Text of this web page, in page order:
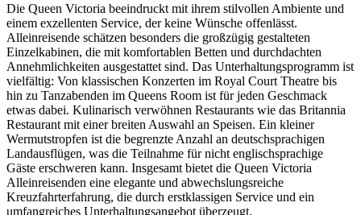
Die Queen Victoria beeindruckt mit ihrem stilvollen Ambiente und
einem exzellenten Service, der keine Wünsche offenlässt.
Alleinreisende schätzen besonders die großzügig gestalteten
Einzelkabinen, die mit komfortablen Betten und durchdachten
Annehmlichkeiten ausgestattet sind. Das Unterhaltungsprogramm ist
vielfältig: Von klassischen Konzerten im Royal Court Theatre bis
hin zu Tanzabenden im Queens Room ist für jeden Geschmack
etwas dabei. Kulinarisch verwöhnen Restaurants wie das Britannia
Restaurant mit einer breiten Auswahl an Speisen. Ein kleiner
Wermutstropfen ist die begrenzte Anzahl an deutschsprachigen
Landausflügen, was die Teilnahme für nicht englischsprachige
Gäste erschweren kann. Insgesamt bietet die Queen Victoria
Alleinreisenden eine elegante und abwechslungsreiche
Kreuzfahrterfahrung, die durch erstklassigen Service und ein
umfangreiches Unterhaltungsangebot überzeugt.